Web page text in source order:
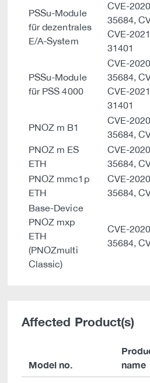
PSSu-Module
für dezentrales
E/A-System
CVE-
35684,
CVE-
31401
PSSu-Module
für PSS 4000
CVE-
35684,
CVE-
31401
PNOZ m B1
CVE-
35684,
PNOZ m ES
ETH
CVE-
35684,
PNOZ mmc1p
ETH
CVE-
35684,
Base-Device
PNOZ mxp
ETH
(PNOZmulti
Classic)
CVE-
35684,
Affected Product(s)
Model no.
name